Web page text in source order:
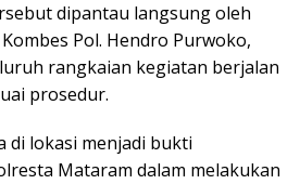
dipantau langsung oleh
Pol. Hendro Purwoko,
rangkaian kegiatan berjalan
prosedur.
di lokasi menjadi bukti
Mataram dalam melakukan